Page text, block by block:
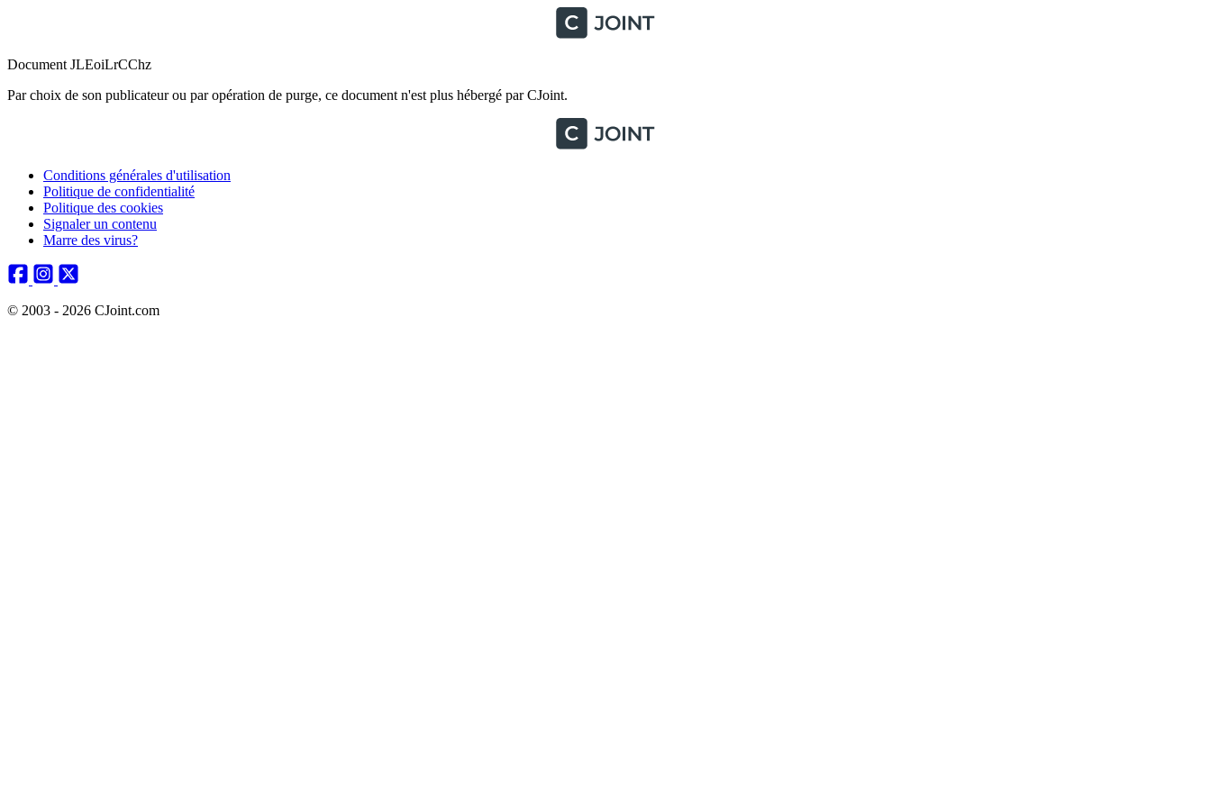
Document JLEoiLrCChz
Par choix de son publicateur ou par opération de purge, ce document n'est plus hébergé par CJoint.
Conditions générales d'utilisation
Politique de confidentialité
Politique des cookies
Signaler un contenu
Marre des virus?
© 2003 - 2026 CJoint.com